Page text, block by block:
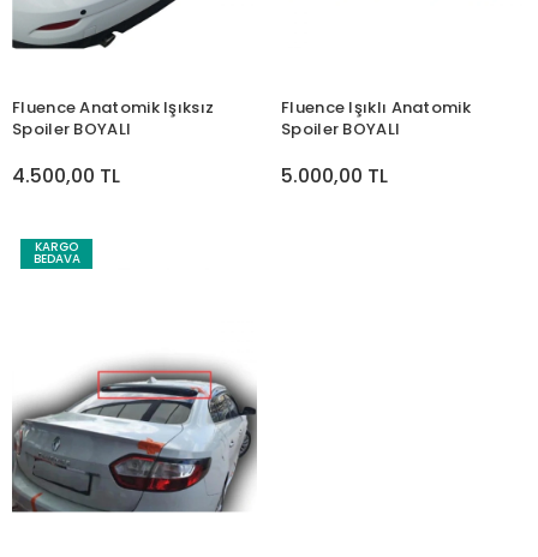
Fluence Anatomik Işıksız
Spoiler BOYALI
4.500,00 TL
Fluence Işıklı Anatomik
Spoiler BOYALI
5.000,00 TL
KARGO
BEDAVA